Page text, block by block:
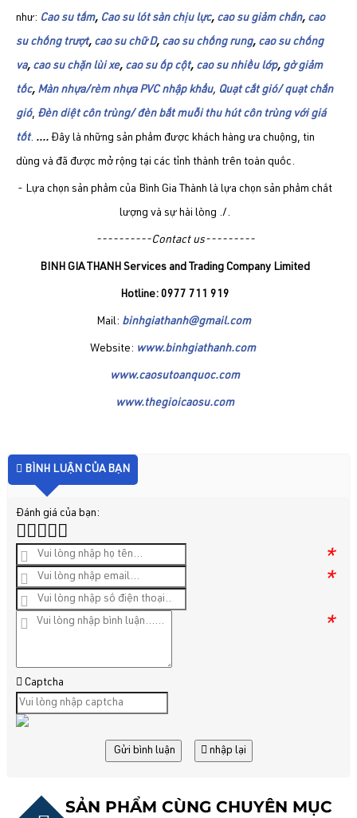
như: Cao su tấm, Cao su lót sàn chịu lực, cao su giảm chấn, cao
su chống trượt, cao su chữ D, cao su chống rung, cao su chống
va, cao su chặn lùi xe, cao su ốp cột, cao su nhiều lớp, gờ giảm
tốc, Màn nhựa/rèm nhựa PVC nhập khẩu, Quạt cắt gió/ quạt chắn
gió, Đèn diệt côn trùng/ đèn bắt muỗi thu hút côn trùng với giá
tốt. .... Đây là những sản phẩm được khách hàng ưa chuộng, tin
dùng và đã được mở rộng tại các tỉnh thành trên toàn quốc.
- Lựa chọn sản phẩm của Bình Gia Thành là lựa chọn sản phẩm chất
lượng và sự hài lòng ./.
----------Contact us---------
BINH GIA THANH Services and Trading Company Limited
Hotline: 0977 711 919
Mail: binhgiathanh@gmail.com
Website: www.binhgiathanh.com
www.caosutoanquoc.com
www.thegioicaosu.com
BÌNH LUẬN CỦA BẠN
Đánh giá của bạn:
*
*
*
Captcha
Gửi bình luận nhập lại
SẢN PHẨM CÙNG CHUYÊN MỤC